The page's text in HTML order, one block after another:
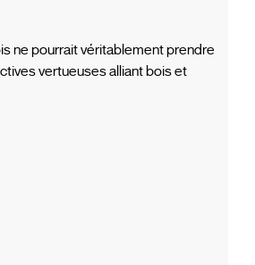
ne pourrait véritablement prendre
vertueuses alliant bois et